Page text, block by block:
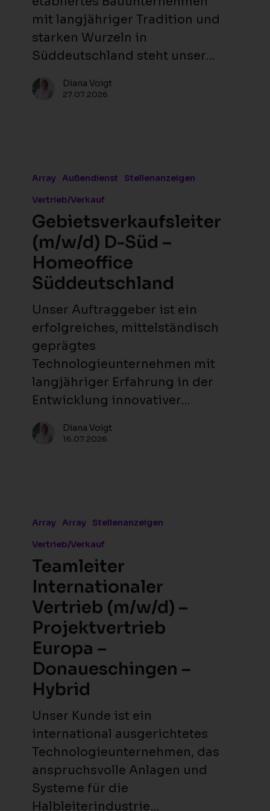
mit langjähriger Tradition und
starken Wurzeln in
Süddeutschland steht unser…
Diana Voigt
27.07.2026
(m/w/d)
Süd
Homeoffice
Süddeutschland
Array Außendienst
Stellenanzeigen
Vertrieb/Verkauf
Gebietsverkaufsleiter
(m/w/d) D-Süd –
Homeoffice
Süddeutschland
Unser Auftraggeber ist ein
erfolgreiches, mittelständisch
geprägtes
Technologieunternehmen mit
langjähriger Erfahrung in der
Entwicklung innovativer…
Diana Voigt
16.07.2026
Internationaler
Vertrieb
(m/w/d)
Projektvertrieb
Europa
Donaueschingen
Hybrid
Array Array
Stellenanzeigen
Vertrieb/Verkauf
Teamleiter
Internationaler
Vertrieb (m/w/d) –
Projektvertrieb
Europa –
Donaueschingen –
Hybrid
Unser Kunde ist ein
international ausgerichtetes
Technologieunternehmen, das
anspruchsvolle Anlagen und
Systeme für die
Halbleiterindustrie…